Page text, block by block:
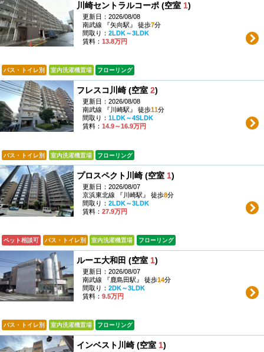
川崎セントラルコーポ (空室 1)
更新日：2026/08/08
南武線 『矢向駅』 徒歩7分
間取り： 2LDK～3LDK
賃料： 13.8万円
バス・トイレ別 室内洗濯機置場 フローリング
フレスコ川崎 (空室 2)
更新日：2026/08/08
南武線 『川崎駅』 徒歩11分
間取り： 1LDK～4SLDK
賃料： 14.9～16.9万円
バス・トイレ別 室内洗濯機置場 フローリング
プロスペクト川崎 (空室 1)
更新日：2026/08/07
京浜東北線 『川崎駅』 徒歩8分
間取り： 2LDK～3LDK
賃料： 27.9万円
ペット相談可 バス・トイレ別 室内洗濯機置場 フローリング
ルーエ大和田 (空室 1)
更新日：2026/08/07
南武線 『鹿島田駅』 徒歩14分
間取り： 2DK～3LDK
賃料： 9.5万円
バス・トイレ別 室内洗濯機置場 フローリング
インベスト川崎 (空室 1)